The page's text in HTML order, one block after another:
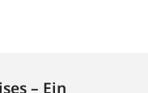
– Ein